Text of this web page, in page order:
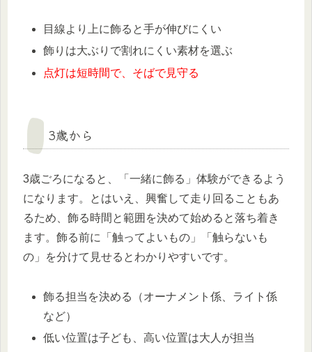
目線より上に飾ると手が伸びにくい
飾りは大ぶりで割れにくい素材を選ぶ
点灯は短時間で、そばで見守る
3歳から
3歳ごろになると、「一緒に飾る」体験ができるよう
になります。とはいえ、興奮して走り回ることもあ
るため、飾る時間と範囲を決めて始めると落ち着き
ます。飾る前に「触ってよいもの」「触らないも
の」を分けて見せるとわかりやすいです。
飾る担当を決める（オーナメント係、ライト係
など）
低い位置は子ども、高い位置は大人が担当